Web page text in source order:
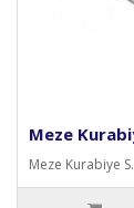
Meze
Meze Kurabiye